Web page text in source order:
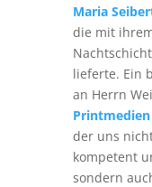
Maria
die mit
lieferte. Ein
an Herrn
Printmedien
der uns
kompetent
sondern